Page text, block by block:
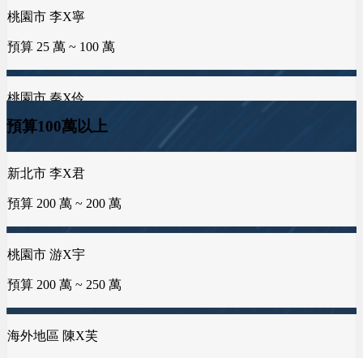
預算 150 萬 ~ 300 萬
預算 25 萬 ~ 300 萬
預算 25 萬 ~ 200 萬
嘉義市 王X志
預算 100 萬 ~ 200 萬
新北市 譚X生
預算 25 萬 ~ 50 萬
雲林縣 林X姐
預算 25 萬 ~ 50 萬
新北市 黃X姐
預算 25 萬 ~ 50 萬
預算 25 萬 ~ 50 萬
台中市 李X毓
桃園市 秦X伶
預算 75 萬 ~ 100 萬
海外地區 MXo
預算 25 萬 ~ 100 萬
屏東縣 潘X瑜
預算 100 萬 ~ 150 萬
新竹市 侯X姐
預算 100 萬 ~ 150 萬
台南市 曾X芸
預算100萬以上
新北市 李X君
預算 200 萬 ~ 200 萬
桃園市 游X宇
預算 200 萬 ~ 250 萬
海外地區 陳X芙
預算 300 萬 ~ 400 萬
新北市 謝X